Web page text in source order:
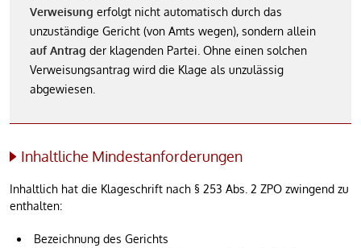
Verweisung erfolgt nicht automatisch durch das
unzuständige Gericht (von Amts wegen), sondern allein
auf Antrag der klagenden Partei. Ohne einen solchen
Verweisungsantrag wird die Klage als unzulässig
abgewiesen.
Inhaltliche Mindestanforderungen
Inhaltlich hat die Klageschrift nach § 253 Abs. 2 ZPO zwingend zu
enthalten:
Bezeichnung des Gerichts